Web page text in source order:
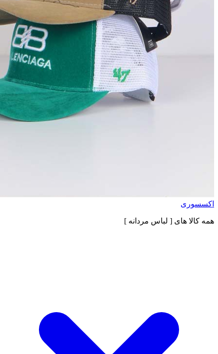
اکسسوری
همه کالا های [ لباس مردانه ]